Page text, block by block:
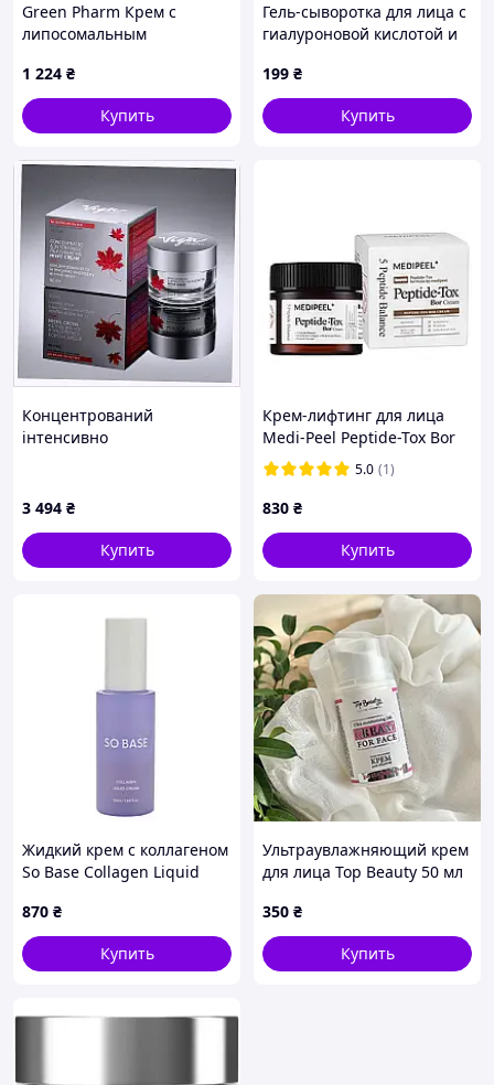
Green Pharm Крем с
липосомальным
Cream 50 мл
1 224 ₴
Купить
Гель-сыворотка для лица с
гиалуроновой кислотой и
Avon, 50 мл
199 ₴
Купить
Концентрований
інтенсивно
82A13874T
3 494 ₴
Купить
Крем-лифтинг для лица
Medi-Peel Peptide-Tox Bor
Cream с пептидами 50 мл
5.0 (1)
830 ₴
Купить
Жидкий крем с коллагеном
So Base Collagen Liquid
870 ₴
Купить
Ультраувлажняющий крем
для лица Top Beauty 50 мл
350 ₴
Купить